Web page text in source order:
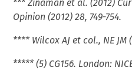
Opinion (2012) 28, 749-754.
**** Wilcox AJ et col., NE JM
***** (5) CG156. London: